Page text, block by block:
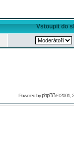
Vstoupit do
Powered byphpBB© 2001,